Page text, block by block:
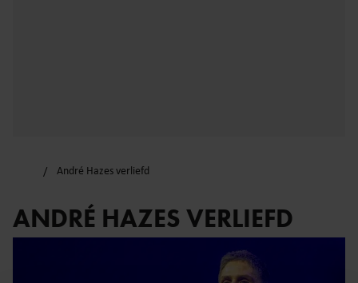
André Hazes verliefd
ANDRÉ HAZES VERLIEFD